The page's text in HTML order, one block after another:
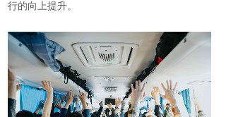
行的向上提升。